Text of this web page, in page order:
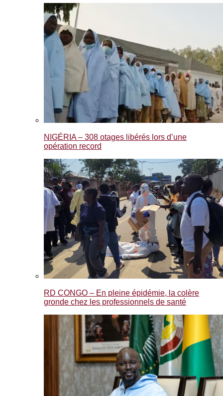
NIGÉRIA – 308 otages libérés lors d’une
opération record
RD CONGO – En pleine épidémie, la colère
gronde chez les professionnels de santé